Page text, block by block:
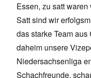
Essen, zu satt
Satt sind wir
das starke Team
daheim unsere
Niedersachsenliga
Schachfreunde,